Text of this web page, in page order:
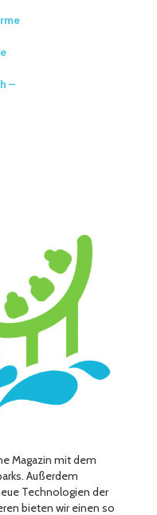
–
Magazin mit dem
Außerdem
Technologien der
bieten wir einen so